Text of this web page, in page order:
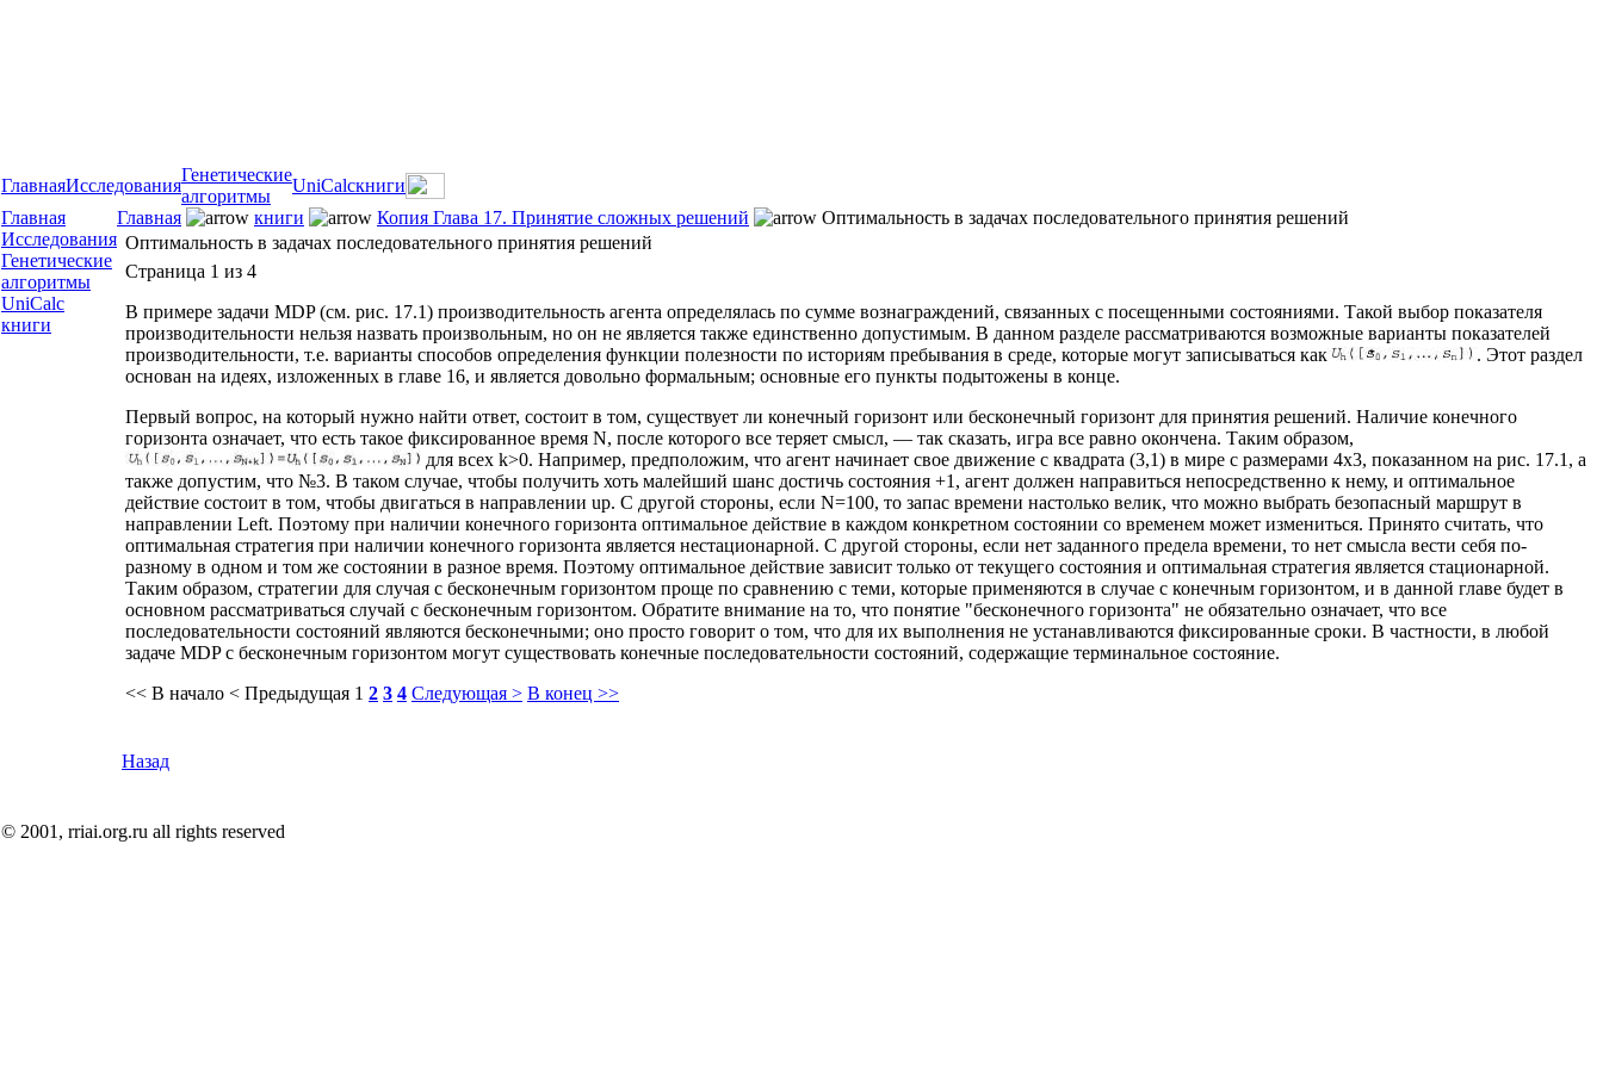
ГлавнаяИсследования
Генетические
алгоритмы
UniCalcкниги
Главная
Исследования
Генетические
алгоритмы
UniCalc
книги
Главная книги Копия Глава 17. Принятие сложных решений
Оптимальность в задачах последовательного принятия решений
Оптимальность в задачах последовательного принятия решений
Страница 1 из 4
В примере задачи MDP (см. рис. 17.1) производительность агента определялась по сумме вознаграждений, связанных с посещенными состояниями. Такой выбор показателя
производительности нельзя назвать произвольным, но он не является также единственно допустимым. В данном разделе рассматриваются возможные варианты показателей
производительности, т.е. варианты способов определения функции полезности по историям пребывания в среде, которые могут записываться как
. Этот раздел
основан на идеях, изложенных в главе 16, и является довольно формальным; основные его пункты подытожены в конце.
Первый вопрос, на который нужно найти ответ, состоит в том, существует ли конечный горизонт или бесконечный горизонт для принятия решений. Наличие конечного
горизонта означает, что есть такое фиксированное время N, после которого все теряет смысл, — так сказать, игра все равно окончена. Таким образом,
для всех k>0. Например, предположим, что агент начинает свое движение с квадрата (3,1) в мире с размерами 4x3, показанном на рис. 17.1, а
также допустим, что №3. В таком случае, чтобы получить хоть малейший шанс достичь состояния +1, агент должен направиться непосредственно к нему, и оптимальное
действие состоит в том, чтобы двигаться в направлении up. С другой стороны, если N=100, то запас времени настолько велик, что можно выбрать безопасный маршрут в
направлении Left. Поэтому при наличии конечного горизонта оптимальное действие в каждом конкретном состоянии со временем может измениться. Принято считать, что
оптимальная стратегия при наличии конечного горизонта является нестационарной. С другой стороны, если нет заданного предела времени, то нет смысла вести себя по-
разному в одном и том же состоянии в разное время. Поэтому оптимальное действие зависит только от текущего состояния и оптимальная стратегия является стационарной.
Таким образом, стратегии для случая с бесконечным горизонтом проще по сравнению с теми, которые применяются в случае с конечным горизонтом, и в данной главе будет в
основном рассматриваться случай с бесконечным горизонтом. Обратите внимание на то, что понятие "бесконечного горизонта" не обязательно означает, что все
последовательности состояний являются бесконечными; оно просто говорит о том, что для их выполнения не устанавливаются фиксированные сроки. В частности, в любой
задаче MDP с бесконечным горизонтом могут существовать конечные последовательности состояний, содержащие терминальное состояние.
<< В начало < Предыдущая 1 2 3 4 Следующая > В конец >>
Назад
© 2001, rriai.org.ru all rights reserved